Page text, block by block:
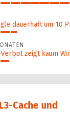
dauerhaft um 10
zeigt kaum
Cache und